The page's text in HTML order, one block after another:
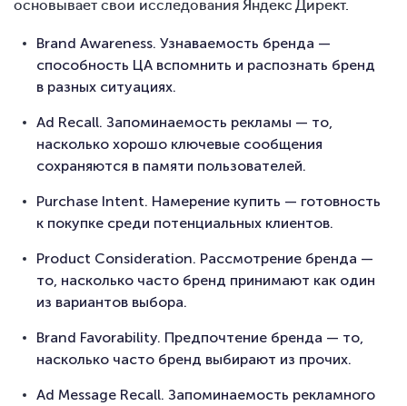
Brand Awareness. Узнаваемость бренда —
способность ЦА вспомнить и распознать бренд
в разных ситуациях.
Ad Recall. Запоминаемость рекламы — то,
насколько хорошо ключевые сообщения
сохраняются в памяти пользователей.
Purchase Intent. Намерение купить — готовность
к покупке среди потенциальных клиентов.
Product Consideration. Рассмотрение бренда —
то, насколько часто бренд принимают как один
из вариантов выбора.
Brand Favorability. Предпочтение бренда — то,
насколько часто бренд выбирают из прочих.
Ad Message Recall. Запоминаемость рекламного